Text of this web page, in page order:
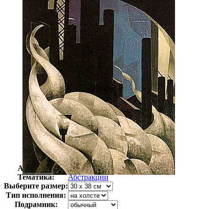
Автор:
Неизвестно
Арт-стиль
Американская живопись
Тематика:
Абстракции
Выберите размер:
Тип исполнения:
Подрамник: